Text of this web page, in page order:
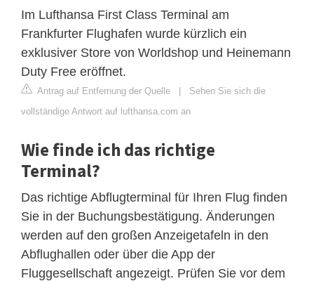
Im Lufthansa First Class Terminal am
Frankfurter Flughafen wurde kürzlich ein
exklusiver Store von Worldshop und Heinemann
Duty Free eröffnet.
Antrag auf Entfernung der Quelle | Sehen Sie sich die
vollständige Antwort auf lufthansa.com an
Wie finde ich das richtige
Terminal?
Das richtige Abflugterminal für Ihren Flug finden
Sie in der Buchungsbestätigung. Änderungen
werden auf den großen Anzeigetafeln in den
Abflughallen oder über die App der
Fluggesellschaft angezeigt. Prüfen Sie vor dem